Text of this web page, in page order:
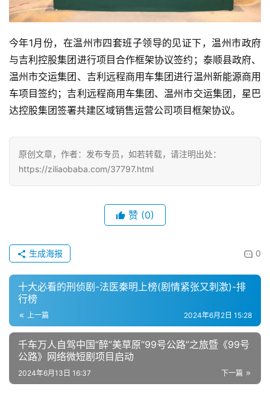
今年1月份，在温州市四套班子领导的见证下，温州市政府
与吉利控股集团进行项目合作框架协议签约；泰顺县政府、
温州市交运集团、吉利远程商用车集团进行温州新能源商用
车项目签约；吉利远程商用车集团、温州市交运集团，星巴
达控股集团签署共建区域销售运营公司项目框架协议。
原创文章，作者：发布专员，如若转载，请注明出处：
https://ziliaobaba.com/37797.html
赞 (0)
0
生成海报
十大必看的刑侦剧-法医秦明上榜(剧情紧张又刺激)-排
行榜
上一篇 2024年6月2日 15:28
千车万人自驾中国“醉”美草原“99号公路”之旅暨《99号
公路》网络微短剧项目启动
下一篇
2024年6月13日 16:37